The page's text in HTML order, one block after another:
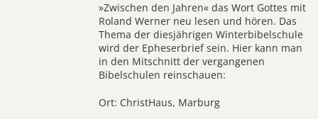
»Zwischen den Jahren« das Wort Gottes mit
Roland Werner neu lesen und hören. Das
Thema der diesjährigen Winterbibelschule
wird der Epheserbrief sein. Hier kann man
in den Mitschnitt der vergangenen
Bibelschulen reinschauen:
Ort: ChristHaus, Marburg